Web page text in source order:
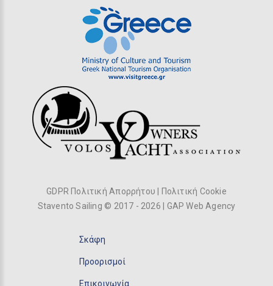
GDPR Πολιτική Απορρήτου
Πολιτική Cookie
Stavento Sailing © 2017 - 2026 GAP Web Agency
Σκάφη
Προορισμοί
Επικοινωνία